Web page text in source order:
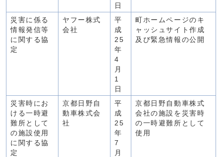
日
災害に係る
情報発信等
に関する協
定
ヤフー株式
会社
平
成
25
年
4
月
1
日
町ホームページのキ
ャッシュサイト作成
及び緊急情報の公開
災害時にお
ける一時避
難所として
の施設使用
に関する協
定
京都日野自
動車株式会
社
平
成
25
年
7
月
京都日野自動車株式
会社の施設を災害時
の一時避難所として
使用